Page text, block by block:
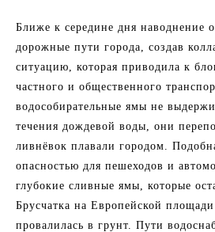
Ближе к середине дня наводнение
дорожные пути города, создав
ситуацию, которая приводила к
частного и общественного
водособирательные ямы не
течения дождевой воды, они
ливнёвок плавали городом.
опасностью для пешеходов и
глубокие сливные ямы, которые
Брусчатка на Европейской
провалилась в грунт. Пути